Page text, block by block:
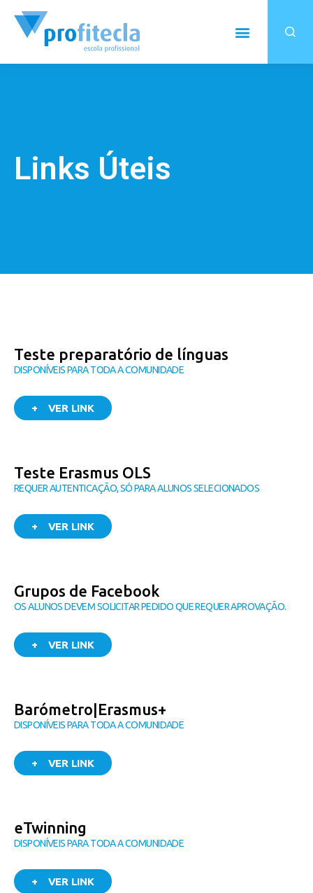
Links Úteis
Teste preparatório de línguas
DISPONÍVEIS PARA TODA A COMUNIDADE
+ VER LINK
Teste Erasmus OLS
REQUER AUTENTICAÇÃO, SÓ PARA ALUNOS SELECIONADOS
+ VER LINK
Grupos de Facebook
OS ALUNOS DEVEM SOLICITAR PEDIDO QUE REQUER APROVAÇÃO.
+ VER LINK
Barómetro|Erasmus+
DISPONÍVEIS PARA TODA A COMUNIDADE
+ VER LINK
eTwinning
DISPONÍVEIS PARA TODA A COMUNIDADE
+ VER LINK